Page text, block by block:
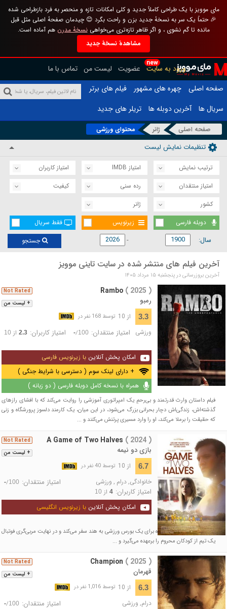
مای موویز با یک طراحی کاملاً جدید و کلی امکانات تازه و منحصر به فرد بازطراحی شده
🎉 حتماً یک سر به نسخهٔ جدید بزن و راحت بگرد 😊 چیدمان صفحهٔ اصلی مثل قبل
مانده تا گم نشوی ، و اگر ظاهر تازه‌تری می‌خواهینسخهٔ مدرن هم آماده است.
مشاهدهٔ نسخهٔ جدید
new
ورود به سایت عضویت لیست من تماس با ما
صفحه اصلی
چهره های مشهور
فیلم های برتر
سریال ها
آخرین دوبله ها تریلر های جدید
صفحه اصلی ژانر محتوای ورزشی
تنظیمات نمایش لیست
ترتیب نمایش امتیاز IMDB
امتیاز کاربران
امتیاز منتقدان
رده سنی
کیفیت
کشور
ژانر
دوبله فارسی
زیرنویس فقط سریال
سال: جستجو
آخرین فیلم های منتشر شده در سایت تاینی موویز
آخرین بروزرسانی در پنجشنبه ۱۵ مرداد ۱۴۰۵
+ لیست من
Not Rated Rambo ( 2025 )
رمبو
3.3 از 10 توسط 168 نفر در
ورزشی امتیاز منتقدان: -/100 امتیاز کاربران: 2.3از 10
امکان پخش آنلاین با زیرنویس فارسی
+ دارای لینک سوم ( دسترسی با شرایط جنگی )
همراه با نسخه کامل دوبله فارسی ( دو زبانه )
فیلم داستان وارث قدرتمند و بی‌رحمِ یک امپراتوری آموزشی را روایت می‌کند که با افشای رازهای
گذشته‌اش، زندگی‌اش دچار بحرانی بزرگ می‌شود، در این میان، یک کارمند دلسوز پرورشگاه و زنی
که حقیقت را برملا می‌کند، او را وارد مسیری پرتنش می‌کنند و ...
+ لیست من
Not Rated A Game of Two Halves ( 2024 )
بازی دو نیمه
6.7 از 10 توسط 40 نفر در
خانوادگی,درام , ورزشی امتیاز منتقدان: -/100
امتیاز کاربران: 4از 10
امکان پخش آنلاین با زیرنویس انگلیسی
یک جوان بریتانیایی با اکراه برای یک بورس ورزشی به هند سفر می‌کند و در نهایت مربی‌گری فوتبال
یک تیم از کودکان محروم را برعهده می‌گیرد و ...
+ لیست من
Not Rated Champion ( 2025 )
قهرمان
6.3 از 10 توسط 1,016 نفر در
درام, ورزشی امتیاز منتقدان: -/100